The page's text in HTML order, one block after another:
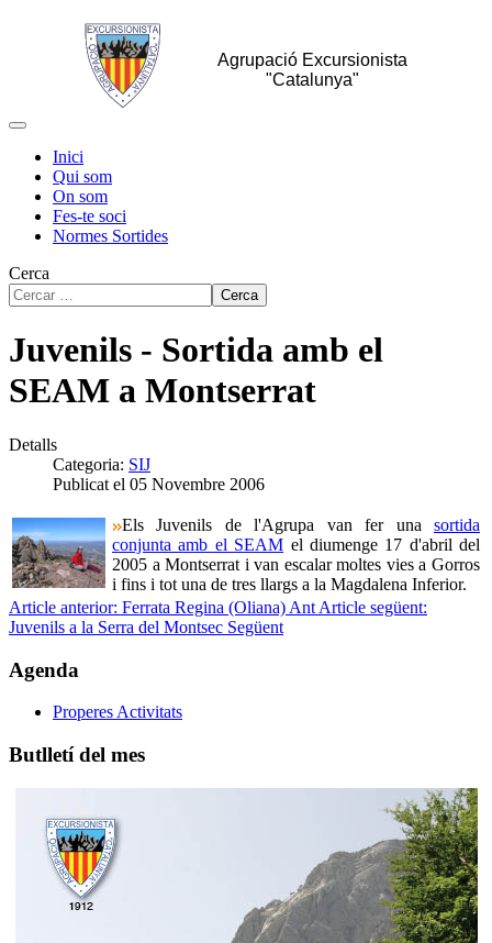
Agrupació Excursionista
"Catalunya"
Inici
Qui som
On som
Fes-te soci
Normes Sortides
Cerca
Cerca
Juvenils - Sortida amb el
SEAM a Montserrat
Detalls
Categoria: SIJ
Publicat el 05 Novembre 2006
Els Juvenils de l'Agrupa van fer una sortida
conjunta amb el SEAM el diumenge 17 d'abril del
2005 a Montserrat i van escalar moltes vies a Gorros
i fins i tot una de tres llargs a la Magdalena Inferior.
Article anterior: Ferrata Regina (Oliana) Ant Article següent:
Juvenils a la Serra del Montsec Següent
Agenda
Properes Activitats
Butlletí del mes